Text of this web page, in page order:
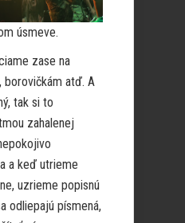
úsmeve.
zase na
borovičkám atď. A
tak si to
zahalenej
a keď utrieme
uzrieme popisnú
odliepajú písmená,